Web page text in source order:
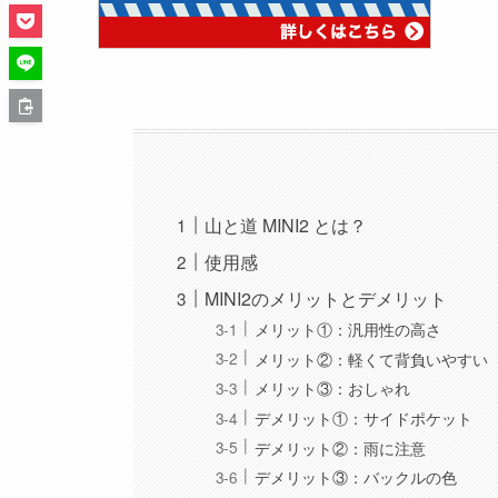
山と道 MINI2 とは？
使用感
MINI2のメリットとデメリット
メリット①：汎用性の高さ
メリット②：軽くて背負いやすい
メリット③：おしゃれ
デメリット①：サイドポケット
デメリット②：雨に注意
デメリット③：バックルの色